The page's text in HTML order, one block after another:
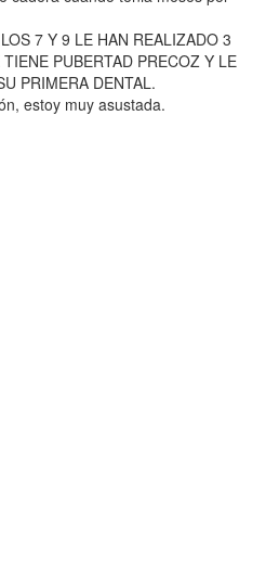
7 Y 9 LE HAN REALIZADO 3
PUBERTAD PRECOZ Y LE
PRIMERA DENTAL.
estoy muy asustada.